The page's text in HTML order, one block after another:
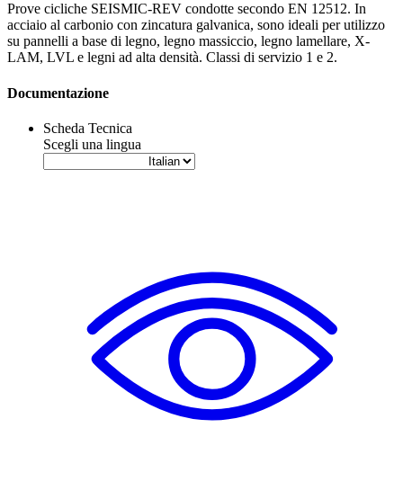
Prove cicliche SEISMIC-REV condotte secondo EN 12512. In
acciaio al carbonio con zincatura galvanica, sono ideali per utilizzo
su pannelli a base di legno, legno massiccio, legno lamellare, X-
LAM, LVL e legni ad alta densità. Classi di servizio 1 e 2.
Documentazione
Scheda Tecnica
Scegli una lingua